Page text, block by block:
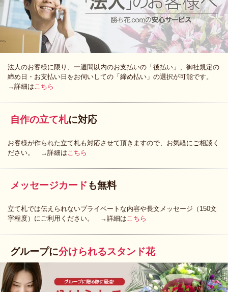
法人のお客様に限り、一週間以内のお支払いの「後払い」、御社規定の
締め日・お支払い日をお伺いしての「締め払い」の選択が可能です。
→詳細はこちら
自作の立て札に対応
お客様が作られた立て札も対応させて頂きますので、お気軽にご相談く
ださい。 →詳細は こちら
メッセージカードも無料
立て札では伝えられないプライベートな内容や長文メッセージ（150文
字程度）にご利用ください。 →詳細はこちら
グループに分けられるスタンド花